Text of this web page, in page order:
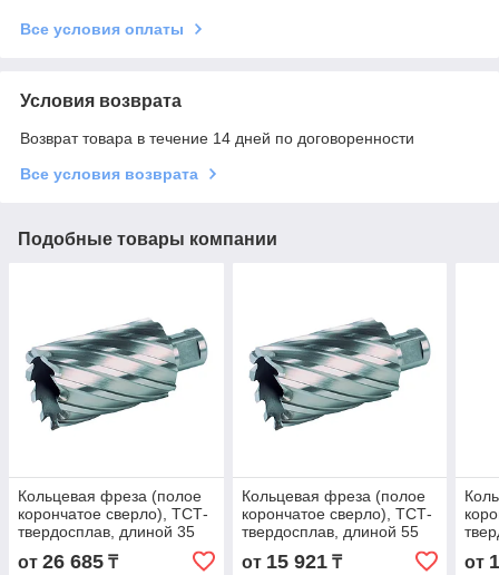
Все условия оплаты
Условия возврата
Возврат товара в течение 14 дней по договоренности
Все условия возврата
Подобные товары компании
Кольцевая фреза (полое
корончатое сверло), ТСТ-
твердосплав, длиной 35
мм и Ø 41 мм.
от 26 685 ₸
Кольцевая фреза (полое
корончатое сверло), ТСТ-
твердосплав, длиной 55
мм и Ø 13 мм..
от 15 921₸ от